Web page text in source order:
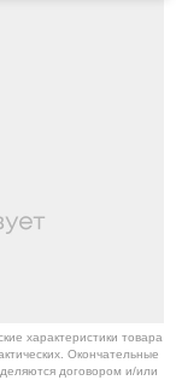
характеристики товара
Окончательные
договором и/или